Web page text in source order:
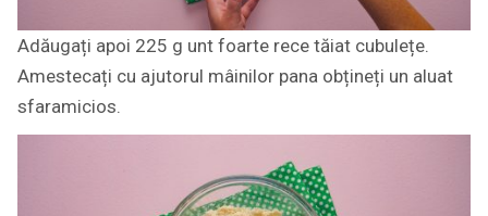
Adăugați apoi 225 g unt foarte rece tăiat cubulețe.
Amestecați cu ajutorul mâinilor pana obțineți un aluat
sfaramicios.